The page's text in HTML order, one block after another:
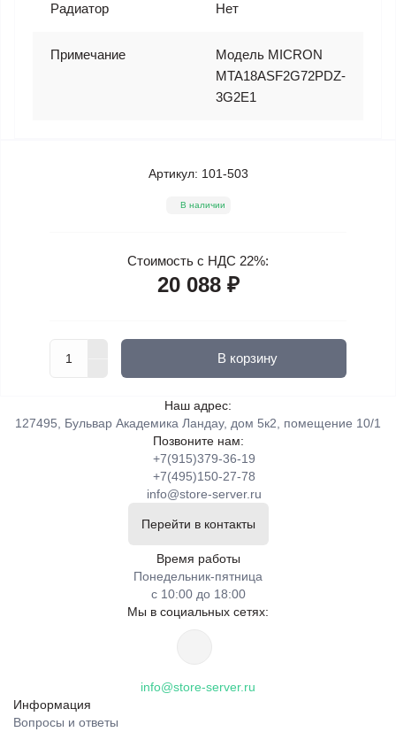
Радиатор Нет
Примечание
Модель MICRON
MTA18ASF2G72PDZ-
3G2E1
Артикул: 101-503
В наличии
Стоимость с НДС 22%:
20 088 ₽
В корзину
Наш адрес:
127495, Бульвар Академика Ландау, дом 5к2, помещение 10/1
Позвоните нам:
+7(915)379-36-19
+7(495)150-27-78
info@store-server.ru
Перейти в контакты
Время работы
Понедельник-пятница
с 10:00 до 18:00
Мы в социальных сетях:
info@store-server.ru
Информация
Вопросы и ответы